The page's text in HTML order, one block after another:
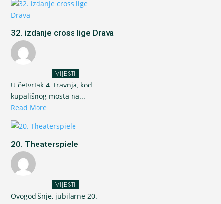
32. izdanje cross lige Drava
VIJESTI
U četvrtak 4. travnja, kod
kupališnog mosta na...
Read More
20. Theaterspiele
VIJESTI
Ovogodišnje, jubilarne 20.